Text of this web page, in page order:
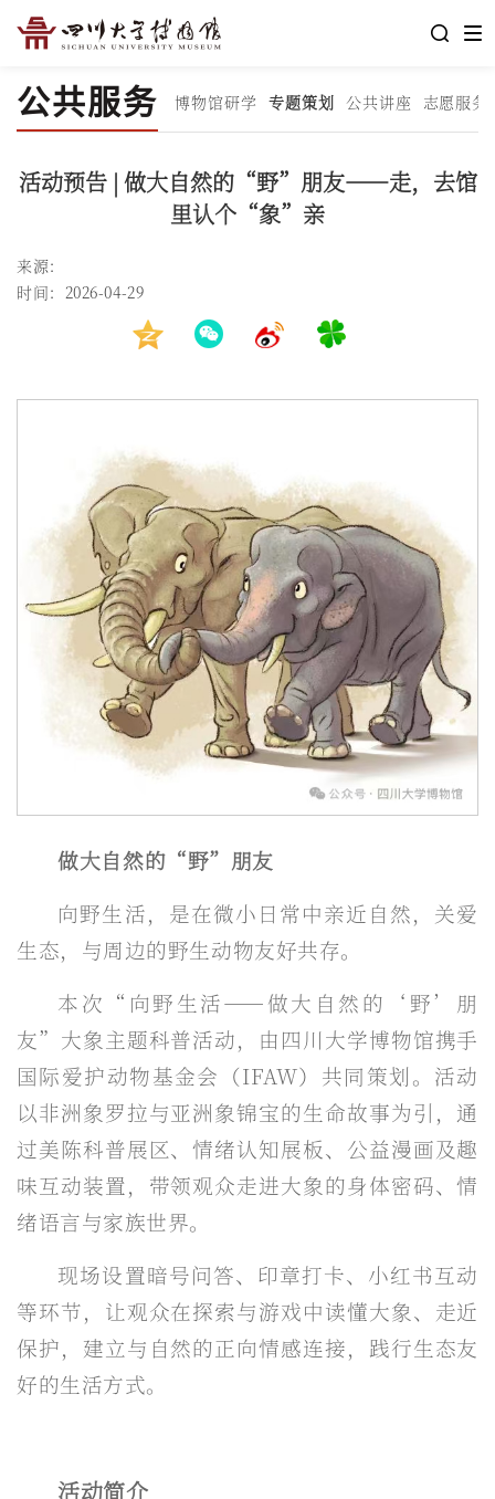
公共服务 博物馆研学 专题策划 公共讲座 志愿服务
活动预告 | 做大自然的“野”朋友——走，去馆
里认个“象”亲
来源：
时间：2026-04-29
做大自然的“野”朋友
向野生活，是在微小日常中亲近自然，关爱
生态，与周边的野生动物友好共存。
本次“向野生活——做大自然的‘野’朋
友”大象主题科普活动，由四川大学博物馆携手
国际爱护动物基金会（IFAW）共同策划。活动
以非洲象罗拉与亚洲象锦宝的生命故事为引，通
过美陈科普展区、情绪认知展板、公益漫画及趣
味互动装置，带领观众走进大象的身体密码、情
绪语言与家族世界。
现场设置暗号问答、印章打卡、小红书互动
等环节，让观众在探索与游戏中读懂大象、走近
保护，建立与自然的正向情感连接，践行生态友
好的生活方式。
活动简介